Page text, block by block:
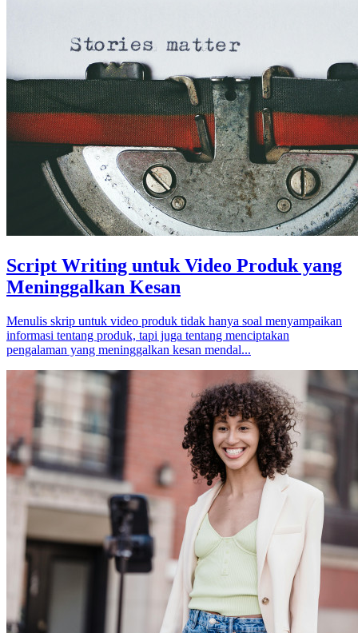
Script Writing untuk Video Produk yang
Meninggalkan Kesan
Menulis skrip untuk video produk tidak hanya soal menyampaikan
informasi tentang produk, tapi juga tentang menciptakan
pengalaman yang meninggalkan kesan mendal...